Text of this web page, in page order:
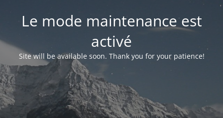
Le mode maintenance est
activé
Site will be available soon. Thank you for your patience!